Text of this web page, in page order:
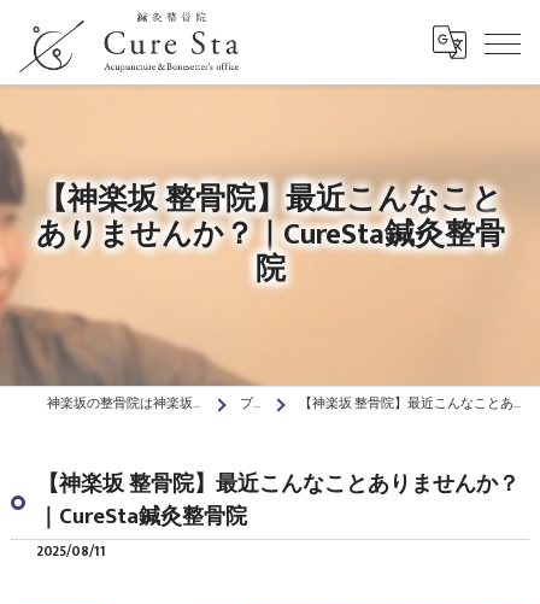
【神楽坂 整骨院】最近こんなこと
ありませんか？｜CureSta鍼灸整骨
院
神楽坂の整骨院は神楽坂駅前Cure Sta鍼灸整骨院 ブログ 【神楽坂 整骨院】最近こんなことありませんか？｜CureSta鍼灸整骨院
【神楽坂 整骨院】最近こんなことありませんか？
｜CureSta鍼灸整骨院
2025/08/11